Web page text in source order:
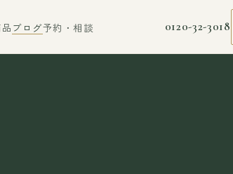
ブログ予約・相談 0120-32-3018